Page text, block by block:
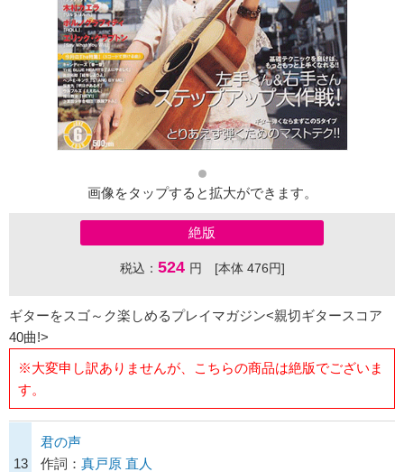
画像をタップすると拡大ができます。
絶版
税込： 524 円 [本体 476円]
ギターをスゴ～ク楽しめるプレイマガジン<親切ギタースコア
40曲!>
※大変申し訳ありませんが、こちらの商品は絶版でございま
す。
13
君の声
作詞： 真戸原 直人